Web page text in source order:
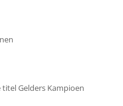
Gelders Kampioen